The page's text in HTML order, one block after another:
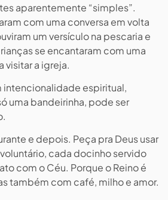
aparentemente “simples”.
com uma conversa em volta
um versículo na pescaria e
se encantaram com uma
visitar a igreja.
intencionalidade espiritual,
uma bandeirinha, pode ser
e depois. Peça pra Deus usar
cada docinho servido
com o Céu. Porque o Reino é
também com café, milho e amor.